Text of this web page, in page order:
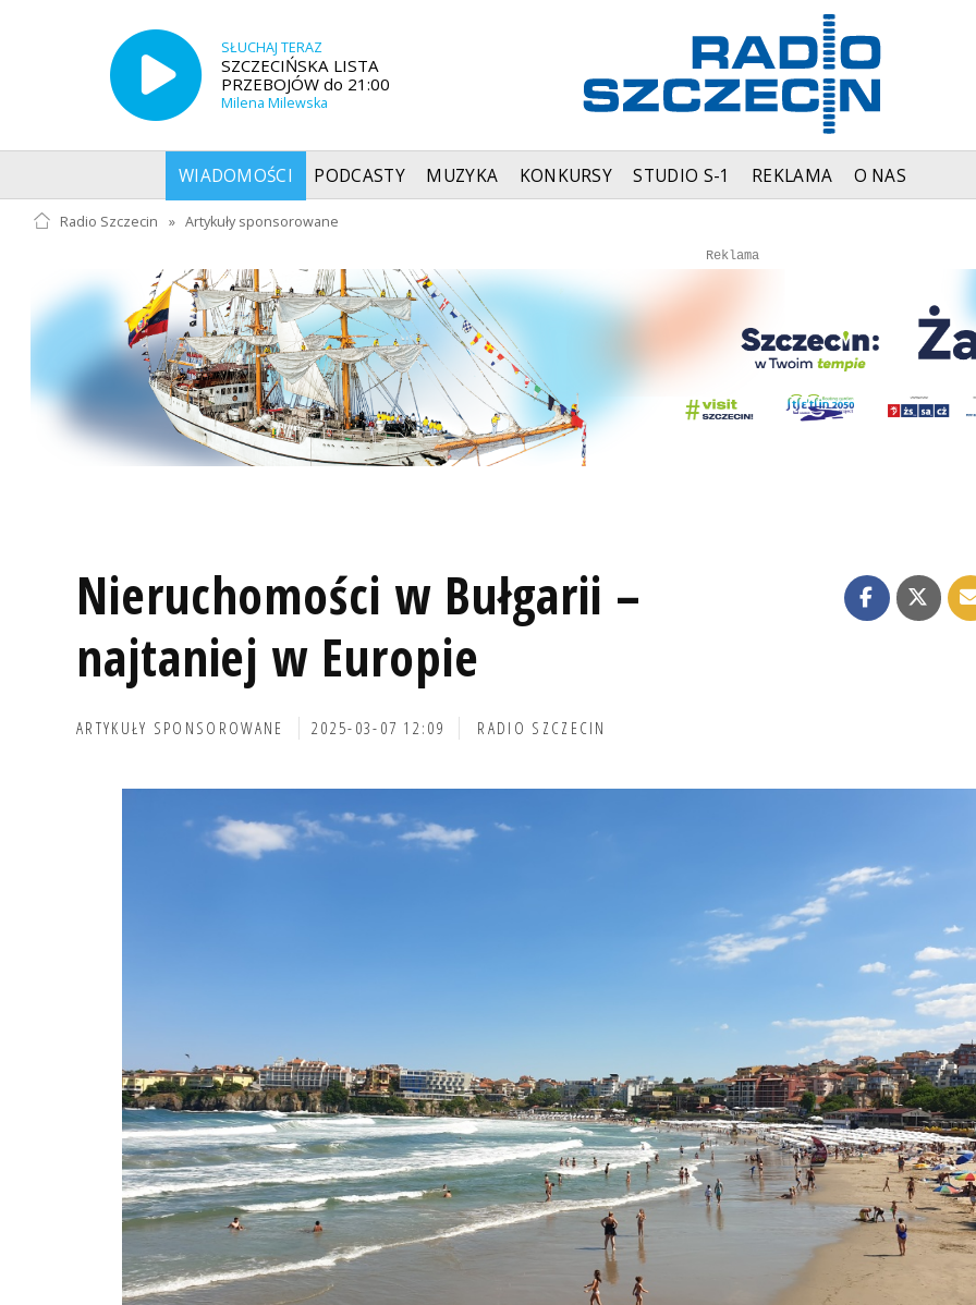
SŁUCHAJ TERAZ
SZCZECIŃSKA LISTA
PRZEBOJÓW do 21:00
Milena Milewska
WIADOMOŚCI PODCASTY MUZYKA KONKURSY STUDIO S-1 REKLAMA O NAS
Radio Szczecin » Artykuły sponsorowane
Reklama
Autopromocja
Autopromocja
Nieruchomości w Bułgarii –
najtaniej w Europie
ARTYKUŁY SPONSOROWANE 2025-03-07 12:09 RADIO SZCZECIN